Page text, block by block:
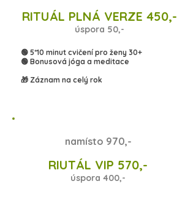
RITUÁL PLNÁ VERZE 450,-
úspora 50,-
🟢 5*10 minut cvičení pro ženy 30+
🟢 Bonusová jóga a meditace
🎁 Záznam na celý rok
namísto 970,-
RIUTÁL VIP 570,-
úspora 400,-